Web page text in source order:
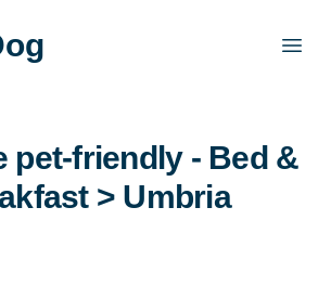
pet-friendly - Bed &
> Umbria